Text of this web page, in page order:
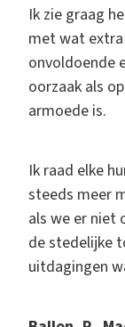
Ik zie graag
met wat
onvoldoende
oorzaak als
armoede is.
Ik raad elke
steeds meer
als we er niet
de stedelijke
uitdagingen